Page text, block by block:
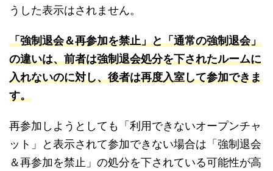
うした表示はされません。
「強制退会＆再参加を禁止」と「通常の強制退会」
の違いは、前者は強制退会処分を下されたルームに
入れないのに対し、後者は再度入室して参加できま
す。
再参加しようとしても「利用できないオープンチャ
ット」と表示されて参加できない場合は「強制退会
＆再参加を禁止」の処分を下されている可能性が高